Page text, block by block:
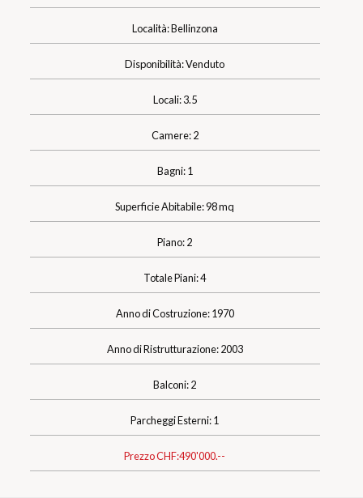
Località: Bellinzona
Disponibilità: Venduto
Locali: 3.5
Camere: 2
Bagni: 1
Superficie Abitabile: 98 mq
Piano: 2
Totale Piani: 4
Anno di Costruzione: 1970
Anno di Ristrutturazione: 2003
Balconi: 2
Parcheggi Esterni: 1
Prezzo CHF:490'000.--